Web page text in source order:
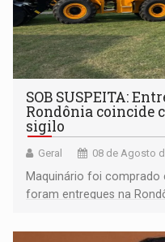
SOB SUSPEITA:
Rondônia coincide
sigilo
Geral 08 de Agosto
Maquinário foi comprado
foram entregues na